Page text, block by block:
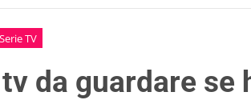
Serie TV
da guardare se